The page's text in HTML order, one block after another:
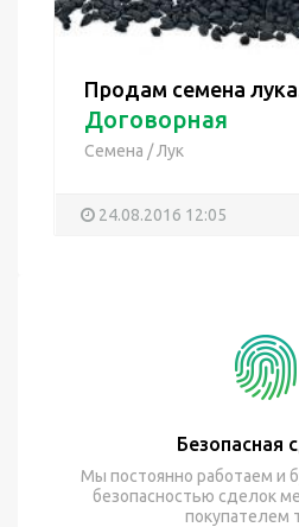
Продам семена
Договорная
Семена /Лук
24.08.2016 12:05
Безопасная
Мы постоянно работаем и
безопасностью сделок
покупателем